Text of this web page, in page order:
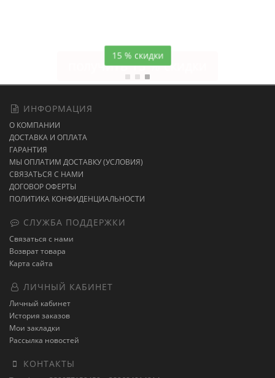
15 % скидки
ИНФОРМАЦИЯ
О КОМПАНИИ
ДОСТАВКА И ОПЛАТА
ГАРАНТИЯ
МЫ ОПЛАТИМ ДОСТАВКУ (УСЛОВИЯ)
СВЯЗАТЬСЯ С НАМИ
ДОГОВОР ОФЕРТЫ
ПОЛИТИКА КОНФИДЕНЦИАЛЬНОСТИ
СЛУЖБА ПОДДЕРЖКИ
Связаться с нами
Возврат товара
Карта сайта
ЛИЧНЫЙ КАБИНЕТ
Личный кабинет
История заказов
Мои закладки
Рассылка новостей
КОНТАКТЫ